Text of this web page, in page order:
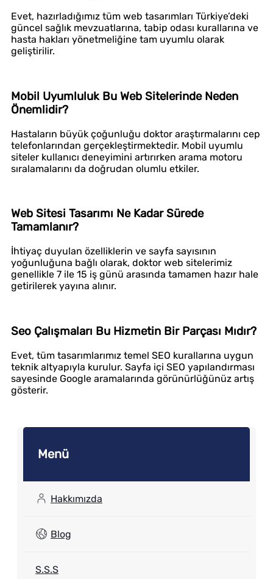
Evet, hazırladığımız tüm web tasarımları Türkiye’deki
güncel sağlık mevzuatlarına, tabip odası kurallarına ve
hasta hakları yönetmeliğine tam uyumlu olarak
geliştirilir.
Mobil Uyumluluk Bu Web Sitelerinde Neden
Önemlidir?
Hastaların büyük çoğunluğu doktor araştırmalarını cep
telefonlarından gerçekleştirmektedir. Mobil uyumlu
siteler kullanıcı deneyimini artırırken arama motoru
sıralamalarını da doğrudan olumlu etkiler.
Web Sitesi Tasarımı Ne Kadar Sürede
Tamamlanır?
İhtiyaç duyulan özelliklerin ve sayfa sayısının
yoğunluğuna bağlı olarak, doktor web sitelerimiz
genellikle 7 ile 15 iş günü arasında tamamen hazır hale
getirilerek yayına alınır.
Seo Çalışmaları Bu Hizmetin Bir Parçası Mıdır?
Evet, tüm tasarımlarımız temel SEO kurallarına uygun
teknik altyapıyla kurulur. Sayfa içi SEO yapılandırması
sayesinde Google aramalarında görünürlüğünüz artış
gösterir.
Menü
Hakkımızda
Blog
S.S.S